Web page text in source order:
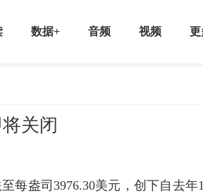
数据+ 音频 视频 更
关闭
每盎司3976.30美元，创下自去年